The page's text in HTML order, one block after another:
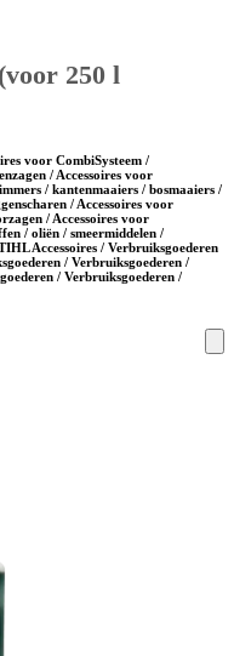
250 l
voor CombiSysteem /
/ Accessoires voor
/ kantenmaaiers / bosmaaiers /
/ Accessoires voor
/ Accessoires voor
/ oliën / smeermiddelen /
Accessoires / Verbruiksgoederen
/ Verbruiksgoederen /
/ Verbruiksgoederen /